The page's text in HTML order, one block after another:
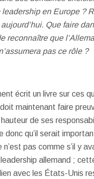
en Europe ?
Que faire
reconnaître que
pas ce rôle ?
écrit un livre sur ces
maintenant faire
de ses
donc qu’il serait
n’est pas comme s’il y
allemand ;
avec les États-Unis